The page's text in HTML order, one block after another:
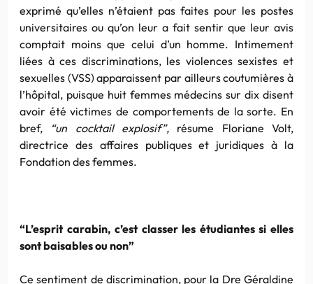
exprimé qu’elles n’étaient pas faites pour les postes
universitaires ou qu’on leur a fait sentir que leur avis
comptait moins que celui d’un homme. Intimement
liées à ces discriminations, les violences sexistes et
sexuelles (VSS) apparaissent par ailleurs coutumières à
l’hôpital, puisque huit femmes médecins sur dix disent
avoir été victimes de comportements de la sorte. En
bref,
“un cocktail explosif”, résume Floriane Volt,
directrice des affaires publiques et juridiques à la
Fondation des femmes.
“L’esprit carabin, c’est classer les étudiantes si elles
sont baisables ou non”
Ce sentiment de discrimination, pour la Dre Géraldine